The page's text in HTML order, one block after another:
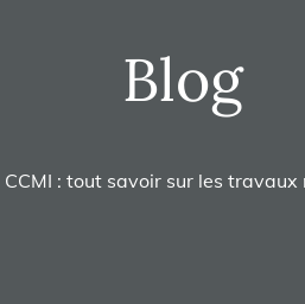
Blog
CCMI : tout savoir sur les